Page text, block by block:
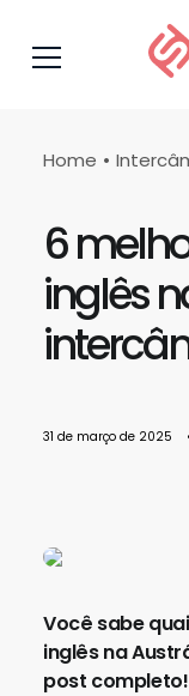
Home
6
inglês
31 de março de 2025
Você sabe
inglês na
post completo!